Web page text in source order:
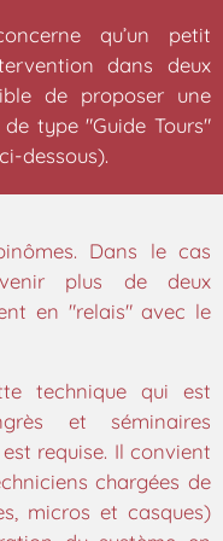
qu’un petit
dans deux
de proposer une
type "Guide Tours"
dessous).
Dans le cas
plus de deux
en "relais" avec le
technique qui est
et séminaires
requise. Il convient
chargées de
micros et casques)